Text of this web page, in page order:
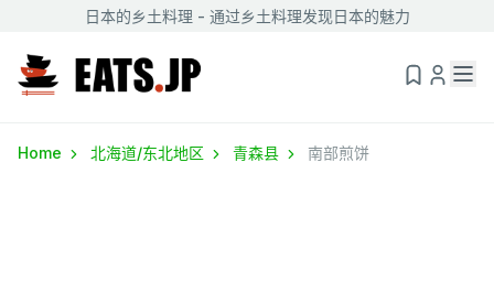
日本的乡土料理 - 通过乡土料理发现日本的魅力
Home 北海道/东北地区 青森县 南部煎饼